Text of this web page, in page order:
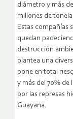
diámetro y más
millones de
Estas compañías
quedan
destrucción
plantea una
pone en total
y más del 70% de
por las represas
Guayana.